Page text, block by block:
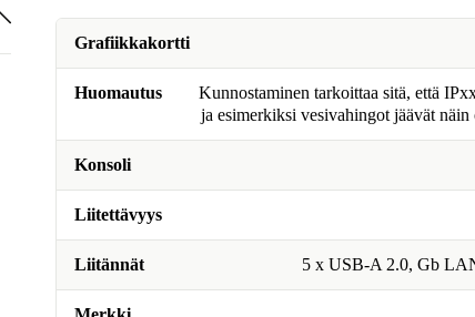
Grafiikkakortti
Huomautus
Kunnostaminen tarkoittaa sitä, että
ja esimerkiksi vesivahingot jäävät
Konsoli
Liitettävyys
Liitännät 5 x USB-A 2.0, Gb